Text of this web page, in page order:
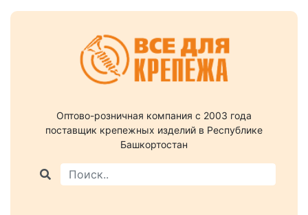
Оптово-розничная компания c 2003 года
поставщик крепежных изделий в Республике
Башкортостан